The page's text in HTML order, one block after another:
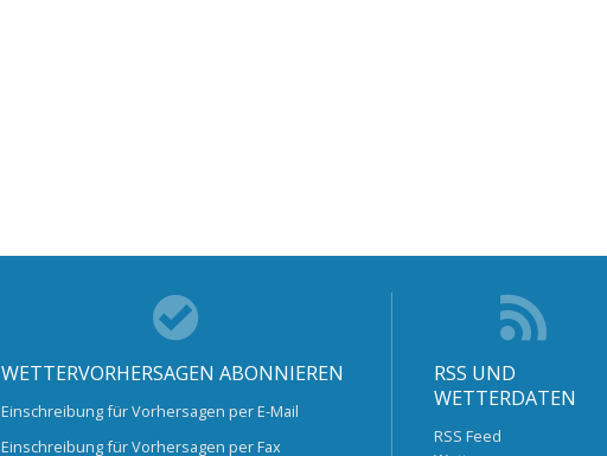
WETTERVORHERSAGEN ABONNIEREN
Einschreibung für Vorhersagen per E-Mail
Einschreibung für Vorhersagen per Fax
RSS UND
WETTERDATEN
RSS Feed